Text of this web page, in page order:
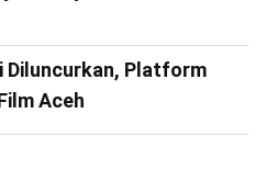
Diluncurkan, Platform
Aceh